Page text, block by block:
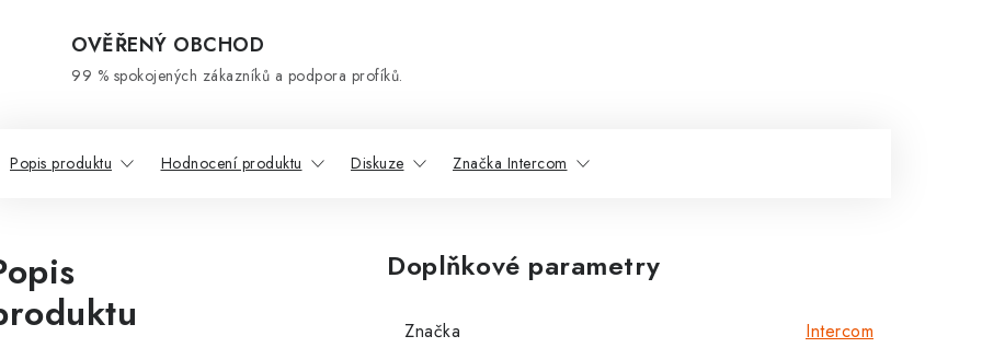
OVĚŘENÝ OBCHOD
99 % spokojených zákazníků a podpora profíků.
Popis produktu Hodnocení produktu Diskuze Značka Intercom
Doplňkové parametry
Značka Intercom
Zákaznická podpora